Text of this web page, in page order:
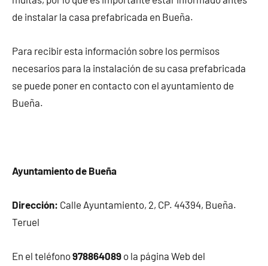
de instalar la casa prefabricada en Bueña.
Para recibir esta información sobre los permisos
necesarios para la instalación de su casa prefabricada
se puede poner en contacto con el ayuntamiento de
Bueña.
Ayuntamiento de Bueña
Dirección: Calle Ayuntamiento, 2, CP. 44394, Bueña.
Teruel
En el teléfono978864089 o la página Web del